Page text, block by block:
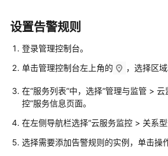
速
入
门
内
核
介
用
设置告警规则
登录管理控制台。
单击管理控制台左上角的
，选择区域
在“服务列表”中，选择“管理与监管 > 云
控”服务信息页面。
在左侧导航栏选择“云服务监控 > 关系型
选择需要添加告警规则的实例，单击操